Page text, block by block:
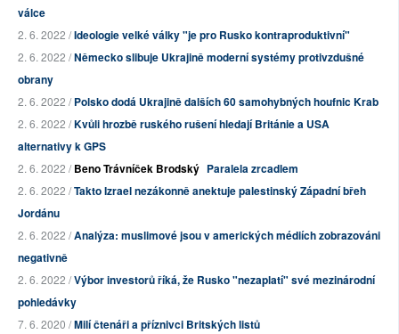
válce
2. 6. 2022 /Ideologie velké války "je pro Rusko kontraproduktivní"
2. 6. 2022 /Německo slibuje Ukrajině moderní systémy protivzdušné
obrany
2. 6. 2022 /Polsko dodá Ukrajině dalších 60 samohybných houfnic Krab
2. 6. 2022 /Kvůli hrozbě ruského rušení hledají Británie a USA
alternativy k GPS
2. 6. 2022 /Beno Trávníček Brodský Paralela zrcadlem
2. 6. 2022 /Takto Izrael nezákonně anektuje palestinský Západní břeh
Jordánu
2. 6. 2022 /Analýza: muslimové jsou v amerických médiích zobrazováni
negativně
2. 6. 2022 /Výbor investorů říká, že Rusko "nezaplatí" své mezinárodní
pohledávky
7. 6. 2020 /Milí čtenáři a příznivci Britských listů